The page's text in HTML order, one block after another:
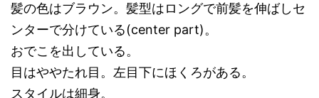
髪の色はブラウン。髪型はロングで前髪を伸ばしセ
ンターで分けている(center part)。
おでこを出している。
目はややたれ目。左目下にほくろがある。
スタイルは細身。